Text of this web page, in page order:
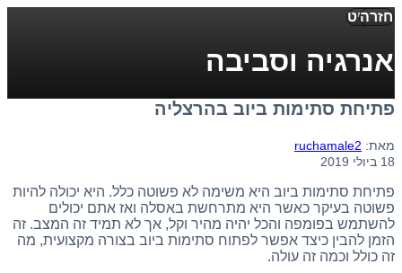
חזרה
תפריט
אנרגיה וסביבה
פתיחת סתימות ביוב בהרצליה
מאת:ruchamale2
18 ביולי 2019
פתיחת סתימות ביוב היא משימה לא פשוטה כלל. היא יכולה להיות
פשוטה בעיקר כאשר היא מתרחשת באסלה ואז אתם יכולים
להשתמש בפומפה והכל יהיה מהיר וקל, אך לא תמיד זה המצב. זה
הזמן להבין כיצד אפשר לפתוח סתימות ביוב בצורה מקצועית, מה
זה כולל וכמה זה עולה.